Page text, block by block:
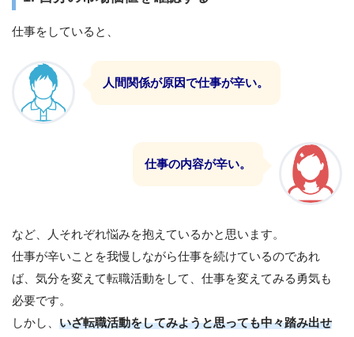
仕事をしていると、
人間関係が原因で仕事が辛い。
仕事の内容が辛い。
など、人それぞれ悩みを抱えているかと思います。
仕事が辛いことを我慢しながら仕事を続けているのであれ
ば、気分を変えて転職活動をして、仕事を変えてみる勇気も
必要です。
しかし、 いざ転職活動をしてみようと思っても中々踏み出せ